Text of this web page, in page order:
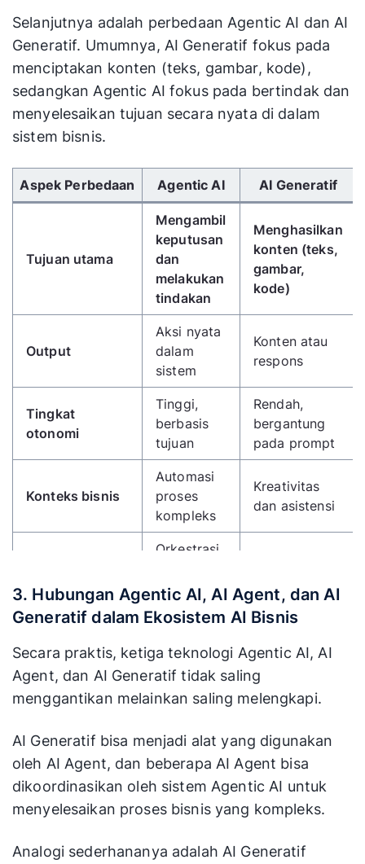
dinamis
Selanjutnya adalah perbedaan Agentic AI dan AI
Generatif. Umumnya, AI Generatif fokus pada
menciptakan konten (teks, gambar, kode),
sedangkan Agentic AI fokus pada bertindak dan
menyelesaikan tujuan secara nyata di dalam
sistem bisnis.
Gunakan tombol panah kiri/kanan untuk
Aspek Perbedaan Agentic AI AI Generatif
Tujuan utama
Mengambil
keputusan
dan
melakukan
tindakan
Menghasilkan
konten (teks,
gambar,
kode)
Output
Aksi nyata
dalam
sistem
Konten atau
respons
Tingkat
otonomi
Tinggi,
berbasis
tujuan
Rendah,
bergantung
pada prompt
Konteks bisnis
Automasi
proses
kompleks
Kreativitas
dan asistensi
penggunaan
Orkestrasi
layanan
pelanggan
otomatis
chatbot
responsif
3. Hubungan Agentic AI, AI Agent, dan AI
Generatif dalam Ekosistem AI Bisnis
Secara praktis, ketiga teknologi Agentic AI, AI
Agent, dan AI Generatif tidak saling
menggantikan melainkan saling melengkapi.
AI Generatif bisa menjadi alat yang digunakan
oleh AI Agent, dan beberapa AI Agent bisa
dikoordinasikan oleh sistem Agentic AI untuk
menyelesaikan proses bisnis yang kompleks.
Analogi sederhananya adalah AI Generatif